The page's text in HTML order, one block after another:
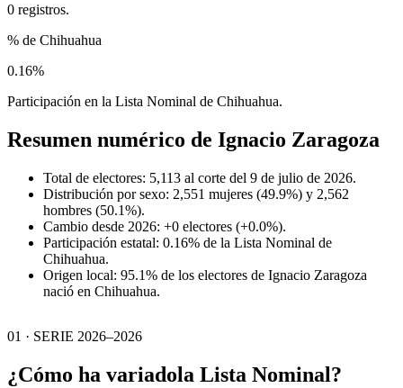
0 registros.
% de Chihuahua
0.16%
Participación en la Lista Nominal de Chihuahua.
Resumen numérico de Ignacio Zaragoza
Total de electores: 5,113 al corte del 9 de julio de 2026.
Distribución por sexo: 2,551 mujeres (49.9%) y 2,562
hombres (50.1%).
Cambio desde 2026: +0 electores (+0.0%).
Participación estatal: 0.16% de la Lista Nominal de
Chihuahua.
Origen local: 95.1% de los electores de Ignacio Zaragoza
nació en Chihuahua.
01 · SERIE 2026–2026
¿Cómo ha variadola Lista Nominal?